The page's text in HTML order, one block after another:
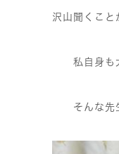
沢山聞くこと
私自身も大
そんな先生